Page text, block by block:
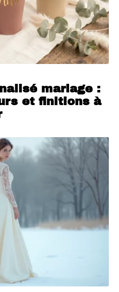
mariage :
et finitions à